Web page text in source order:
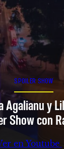
SPOILER SHOW
Agalianu y
Show con
en Youtube